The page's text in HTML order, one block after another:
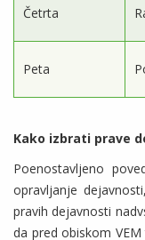
Četrta
Peta
Kako izbrati prave
Poenostavljeno
opravljanje
pravih dejavnosti
da pred obiskom